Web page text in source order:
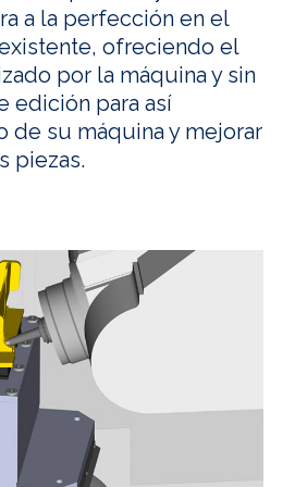
a la perfección en el
ofreciendo el
por la máquina y sin
edición para así
de su máquina y mejorar
piezas.